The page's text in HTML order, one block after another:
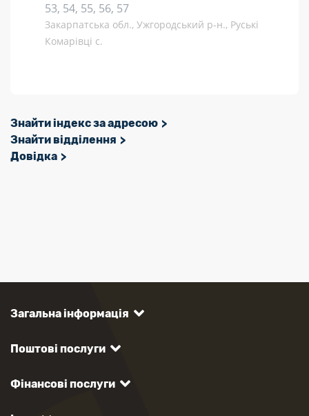
53, 54, 55, 56, 57
Закарпатська обл., Ужгородський р-н., Руські
Комарівці с.
Знайти індекс за адресою
Знайти відділення
Довідка
Загальна інформація
Поштові послуги
Фінансові послуги